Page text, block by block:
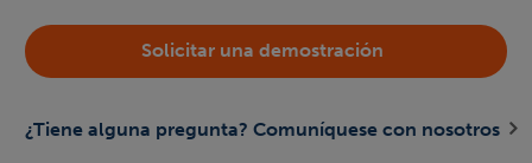
Solicitar una demostración
¿Tiene alguna pregunta? Comuníquese con nosotros